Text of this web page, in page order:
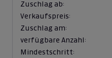
Zuschlag ab:
Verkaufspreis:
Zuschlag am:
verfügbare Anzahl:
Mindestschritt: